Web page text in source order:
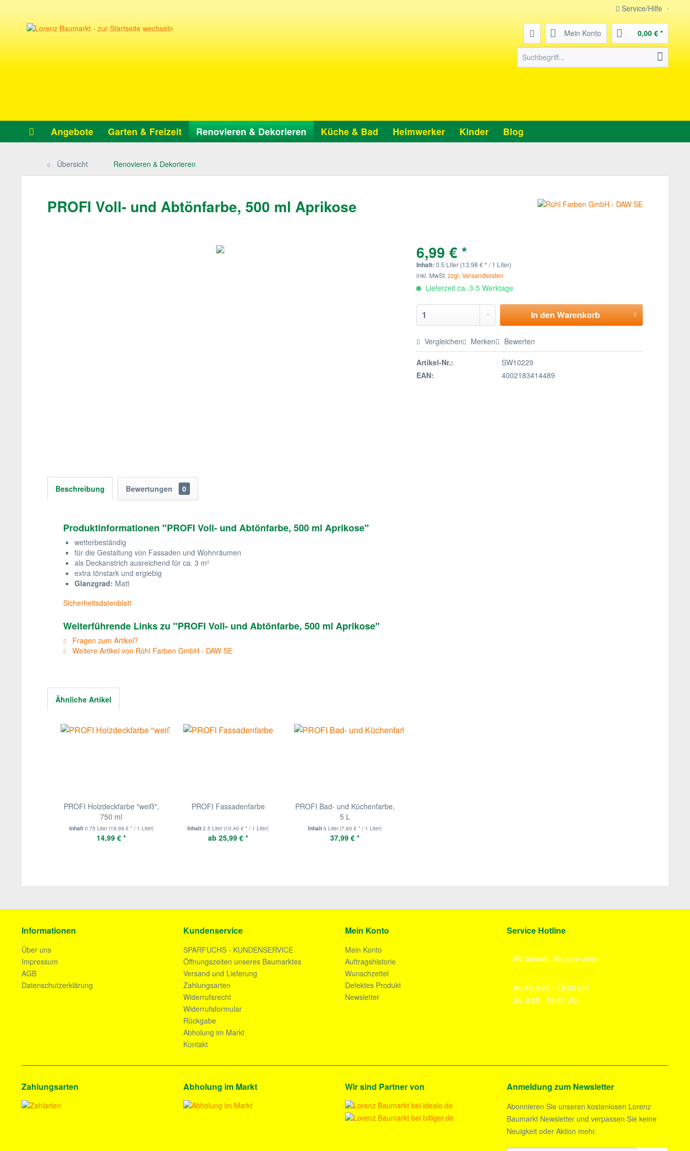
Service/Hilfe
Mein Konto 0,00 € *
Angebote Garten & Freizeit Renovieren & Dekorieren Küche & Bad Heimwerker Kinder Blog
Übersicht Renovieren & Dekorieren
PROFI Voll- und Abtönfarbe, 500 ml Aprikose
6,99 € *
Inhalt:0.5 Liter (13,98 € * / 1 Liter)
inkl. MwSt.zzgl. Versandkosten
Lieferzeit ca. 3-5 Werktage
In denWarenkorb
Vergleichen Merken Bewerten
Artikel-Nr.:
SW10229
EAN:
4002183414489
Beschreibung Bewertungen 0
Produktinformationen "PROFI Voll- und Abtönfarbe, 500 ml Aprikose"
wetterbeständig
für die Gestaltung von Fassaden und Wohnräumen
als Deckanstrich ausreichend für ca. 3 m²
extra tönstark und ergiebig
Glanzgrad: Matt
Sicherheitsdatenblatt
Weiterführende Links zu "PROFI Voll- und Abtönfarbe, 500 ml Aprikose"
Fragen zum Artikel?
Weitere Artikel von Rühl Farben GmbH - DAW SE
Ähnliche Artikel
PROFI Holzdeckfarbe "weiß",
750 ml
Inhalt 0.75 Liter(19,99 € * / 1 Liter)
14,99 € *
PROFI Fassadenfarbe
Inhalt2.5 Liter(10,40 € * / 1 Liter)
ab 25,99 € *
PROFI Bad- und Küchenfarbe,
5 L
Inhalt5 Liter(7,60 € * / 1 Liter)
37,99 € *
Informationen
Über uns
Impressum
AGB
Datenschutzerklärung
Kundenservice
SPARFUCHS - KUNDENSERVICE
Öffnungszeiten unseres Baumarktes
Versand und Lieferung
Zahlungsarten
Widerrufsrecht
Widerrufsformular
Rückgabe
Abholung im Markt
Kontakt
Mein Konto
Mein Konto
Auftragshistorie
Wunschzettel
Defektes Produkt
Newsletter
Service Hotline
Wir beraten Sie gern unter:
Mo-Fr, 9:00 - 19:00 Uhr
Sa. 9:00 - 16:00 Uhr
Zahlungsarten Abholung im Markt Wir sind Partner von Anmeldung zum Newsletter
Abonnieren Sie unseren kostenlosen Lorenz
Baumarkt Newsletter und verpassen Sie keine
Neuigkeit oder Aktion mehr.